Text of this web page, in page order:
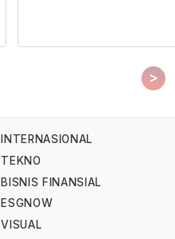
>
INTERNASIONAL
TEKNO
BISNIS FINANSIAL
ESGNOW
VISUAL